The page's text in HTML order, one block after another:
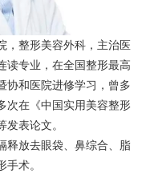
，整形美容外科，主治医
读专业，在全国整形最高
协和医院进修学习，曾多
次在《中国实用美容整形
表论文。
释放去眼袋、鼻综合、脂
术。